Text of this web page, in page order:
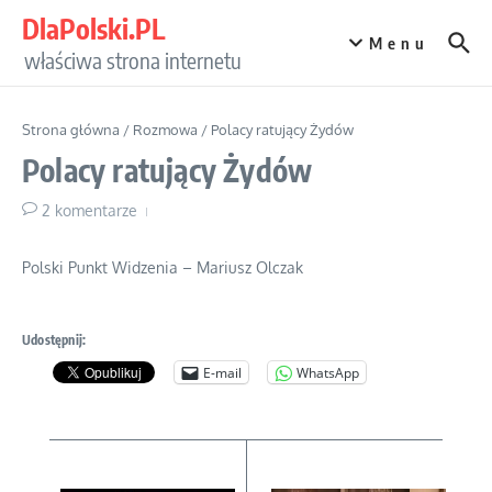
DlaPolski.PL
właściwa strona internetu
Menu
Strona główna / Rozmowa / Polacy ratujący Żydów
Polacy ratujący Żydów
2 komentarze
Polski Punkt Widzenia – Mariusz Olczak
Udostępnij:
E-mail WhatsApp